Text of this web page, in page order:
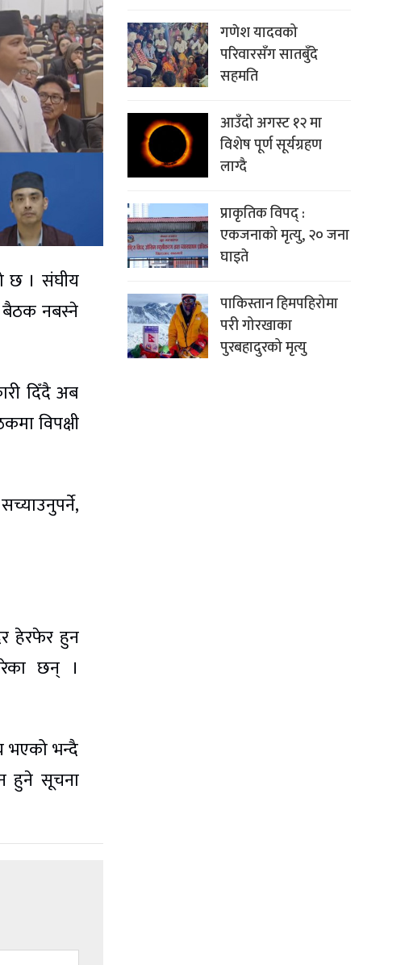
छ । संघीय
बैठक नबस्ने
दिँदै अब
विपक्षी
हेरफेर हुन
छन् ।
भएको भन्दै
हुने सूचना
गणेश यादवको
परिवारसँग सातबुँदे
सहमति
आउँदो अगस्ट १२ मा
विशेष पूर्ण सूर्यग्रहण
लाग्दै
प्राकृतिक विपद् :
एकजनाको मृत्यु, २० जना
घाइते
पाकिस्तान हिमपहिरोमा
परी गोरखाका
पुरबहादुरको मृत्यु